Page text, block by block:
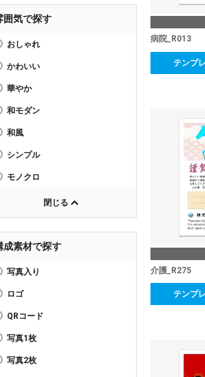
囲気で探す
おしゃれ
かわいい
華やか
和モダン
和風
シンプル
モノクロ
閉じる
成素材で探す
写真入り
ロゴ
QRコード
写真1枚
写真2枚
病院_R013
テンプ
介護_R275
テンプ